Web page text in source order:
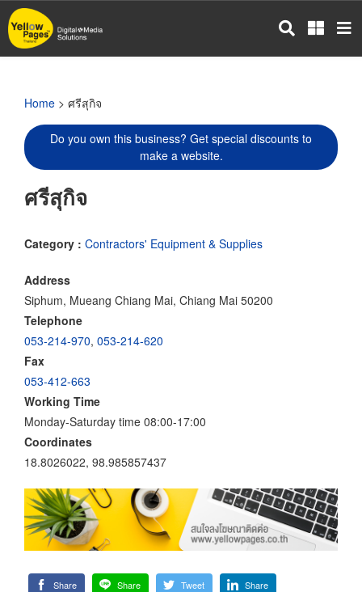
Skip
to
main
Home > ศรีสุกิจ
Do you own this business? Get special discounts to
make a website.
ศรีสุกิจ
Category : Contractors' Equipment & Supplies
Address
Siphum, Mueang Chiang Mai, Chiang Mai 50200
Telephone
053-214-970, 053-214-620
Fax
053-412-663
Working Time
Monday-Saturday time 08:00-17:00
Coordinates
18.8026022, 98.985857437
Share Share Tweet Share